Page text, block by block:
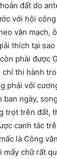
đất do
với hội
văn mạch,
thích tại
phài được
thi hành
phải với
ngày,
trọt trên đất,
canh tác
là Công
chữ rất